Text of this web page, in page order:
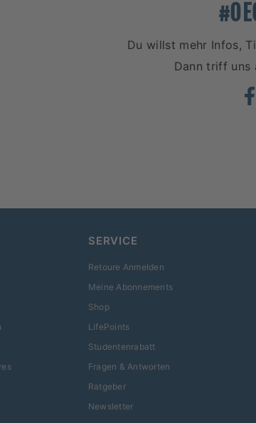
Du willst mehr Infos,
Dann triff uns
SERVICE
Retoure Anmelden
Meine Abonnements
Shop
LifePoints
Studentenrabatt
Fragen & Antworten
Ratgeber
Newsletter